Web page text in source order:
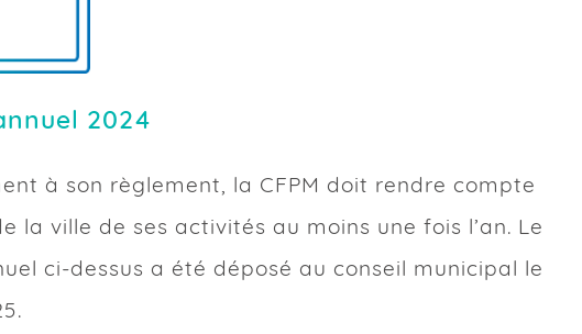
2024
à son règlement, la CFPM doit rendre compte
la ville de ses activités au moins une fois l’an. Le
ci-dessus a été déposé au conseil municipal le